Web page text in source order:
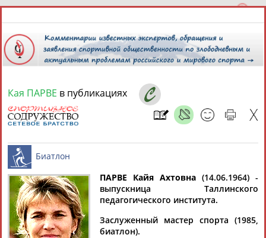
6 августа 2026 года,
СПОРТСМЕНЫ, ТРЕНЕРЫ И СПЕЦИАЛИСТЫ
Найдено: 1персона Расширенный поиск
Кая ПАРВЕ в публикациях
Биатлон
ПАРВЕ Кайя Ахтовна (14.06.1964) -
выпускница Таллинского
педагогического института.
Заслуженный мастер спорта (1985,
биатлон).